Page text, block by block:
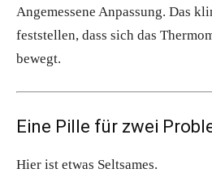
Angemessene Anpassung. Das
feststellen, dass sich das
bewegt.
Eine Pille für zwei
Hier ist etwas Seltsames.